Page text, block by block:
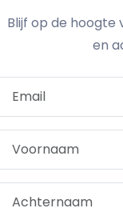
Blijf op de hoogte
en